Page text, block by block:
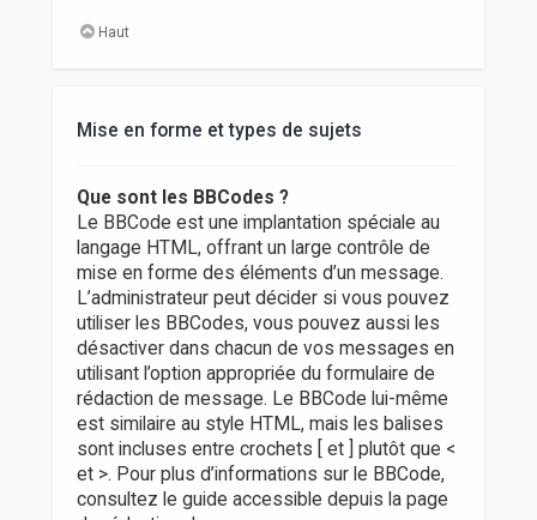
Haut
Mise en forme et types de sujets
Que sont les BBCodes ?
Le BBCode est une implantation spéciale au
langage HTML, offrant un large contrôle de
mise en forme des éléments d’un message.
L’administrateur peut décider si vous pouvez
utiliser les BBCodes, vous pouvez aussi les
désactiver dans chacun de vos messages en
utilisant l’option appropriée du formulaire de
rédaction de message. Le BBCode lui-même
est similaire au style HTML, mais les balises
sont incluses entre crochets [ et ] plutôt que <
et >. Pour plus d’informations sur le BBCode,
consultez le guide accessible depuis la page